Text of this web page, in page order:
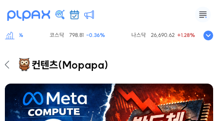
-0.60% 코스닥 798.81 -0.36% 나스닥 26,690.62 +1.28%
컨텐츠(Mopapa)